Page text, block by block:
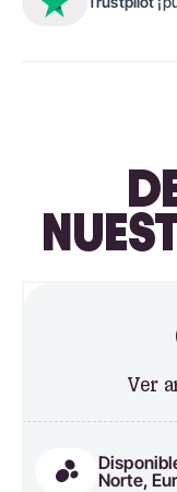
Ver
Norte,